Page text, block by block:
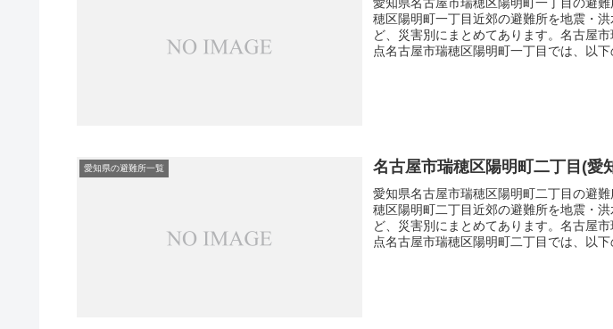
穂区陽明町一丁目近郊の避難所を地震・
ど、災害別にまとめてあります。名古屋
点名古屋市瑞穂区陽明町一丁目では、以下
愛知県の避難所一覧 名古屋市瑞穂区陽明町二丁目(愛
愛知県名古屋市瑞穂区陽明町二丁目の避
穂区陽明町二丁目近郊の避難所を地震・
ど、災害別にまとめてあります。名古屋
点名古屋市瑞穂区陽明町二丁目では、以下